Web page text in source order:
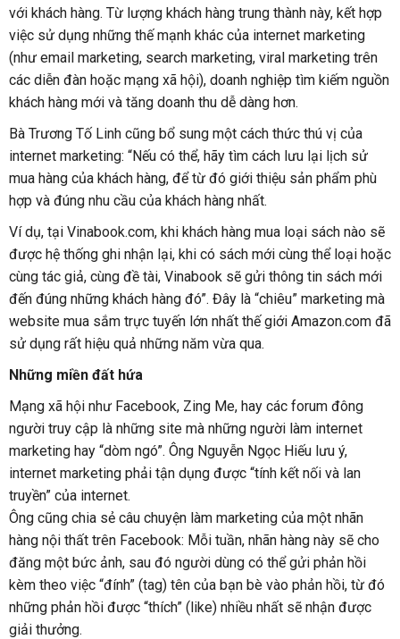
với khách hàng. Từ lượng khách hàng trung thành này, kết hợp
việc sử dụng những thế mạnh khác của internet marketing
(như email marketing, search marketing, viral marketing trên
các diễn đàn hoặc mạng xã hội), doanh nghiệp tìm kiếm nguồn
khách hàng mới và tăng doanh thu dễ dàng hơn.
Bà Trương Tố Linh cũng bổ sung một cách thức thú vị của
internet marketing: “Nếu có thể, hãy tìm cách lưu lại lịch sử
mua hàng của khách hàng, để từ đó giới thiệu sản phẩm phù
hợp và đúng nhu cầu của khách hàng nhất.
Ví dụ, tại Vinabook.com, khi khách hàng mua loại sách nào sẽ
được hệ thống ghi nhận lại, khi có sách mới cùng thể loại hoặc
cùng tác giả, cùng đề tài, Vinabook sẽ gửi thông tin sách mới
đến đúng những khách hàng đó”. Đây là “chiêu” marketing mà
website mua sắm trực tuyến lớn nhất thế giới Amazon.com đã
sử dụng rất hiệu quả những năm vừa qua.
Những miền đất hứa
Mạng xã hội như Facebook, Zing Me, hay các forum đông
người truy cập là những site mà những người làm internet
marketing hay “dòm ngó”. Ông Nguyễn Ngọc Hiếu lưu ý,
internet marketing phải tận dụng được “tính kết nối và lan
truyền” của internet.
Ông cũng chia sẻ câu chuyện làm marketing của một nhãn
hàng nội thất trên Facebook: Mỗi tuần, nhãn hàng này sẽ cho
đăng một bức ảnh, sau đó người dùng có thể gửi phản hồi
kèm theo việc “đính” (tag) tên của bạn bè vào phản hồi, từ đó
những phản hồi được “thích” (like) nhiều nhất sẽ nhận được
giải thưởng.